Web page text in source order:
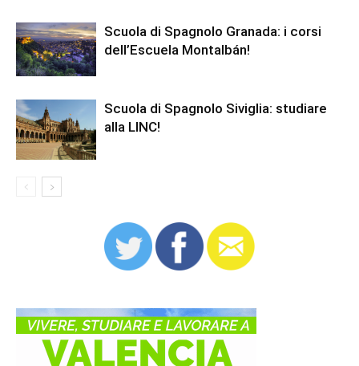
Scuola di Spagnolo Granada: i corsi
dell’Escuela Montalbán!
Scuola di Spagnolo Siviglia: studiare
alla LINC!